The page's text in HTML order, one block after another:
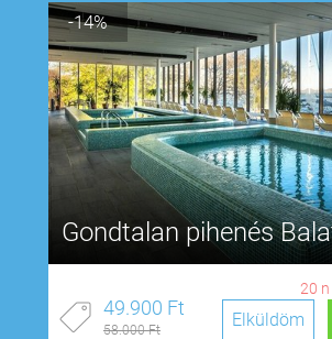
-14%
Gondtalan pihenés
20 n
49.900 Ft
58.000 Ft Elküldöm